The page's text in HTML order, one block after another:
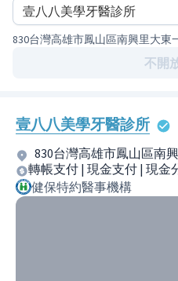
830台灣高雄市鳳山區南興里大東
不開
壹八八美學牙醫診所
830台灣高雄市鳳山區南
轉帳支付 | 現金支付 | 現金
健保特約醫事機構